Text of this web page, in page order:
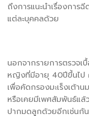
ถึงการแนะนำเรื่องการ
แต่ละบุคคลด้วย
นอกจากรายการตรวจเ
หญิงที่มีอายุ 40ปีขึ้นไป ค
เพื่อคัดกรองมะเร็งเต้
หรือเคยมีเพศสัมพันธ์แล้
ปากมดลูกด้วยอีกเช่นกัน